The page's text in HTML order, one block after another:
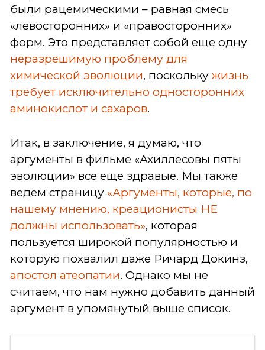
были рацемическими – равная смесь
«левосторонних» и «правосторонних»
форм. Это представляет собой еще одну
неразрешимую проблему для
химической эволюции, поскольку жизнь
требует исключительно односторонних
аминокислот и сахаров.
Итак, в заключение, я думаю, что
аргументы в фильме «Ахиллесовы пяты
эволюции» все еще здравые. Мы также
ведем страницу «Аргументы, которые, по
нашему мнению, креационисты НЕ
должны использовать», которая
пользуется широкой популярностью и
которую похвалил даже Ричард Докинз,
апостол атеопатии. Однако мы не
считаем, что нам нужно добавить данный
аргумент в упомянутый выше список.